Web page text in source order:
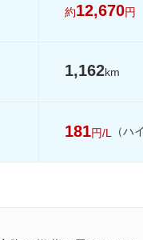
約12,670円
1,162km
181円/L （ハ